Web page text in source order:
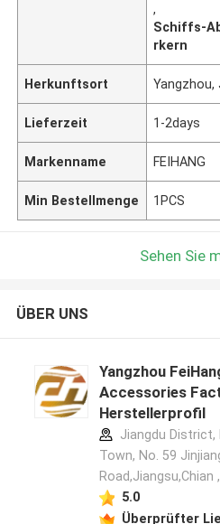
,
Schiffs-
rkern
Herkunftsort Yangzhou,
Lieferzeit 1-2days
Markenname FEIHANG
Min Bestellmenge 1PCS
Sehen Sie
ÜBER UNS
Yangzhou
Accessories
Herstellerprofil
Jiangdu District,
Town, No. 59
Road,Jiangsu,Chian
5.0
Überprüfter